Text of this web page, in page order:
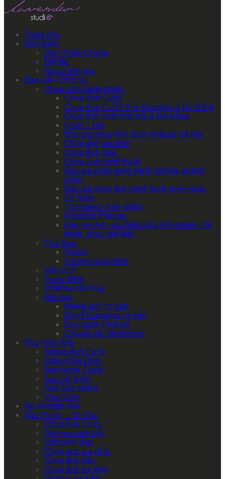
Trang chủ
Giới thiệu
Giới Thiệu Chung
Đối tác
Nhiếp ảnh gia
Báo giá – Dịch vụ
Chụp hình Quay phim
Chụp Ảnh Cưới
Chụp Ảnh Cưới| Pre-Wedding ở Đà Nẵng
Chụp ảnh cưới trọn gói ở Đà Nẵng
Cưới – Hỏi
Báo giá chụp hình Sinh nhật tại Hà Nội
Chụp ảnh gia đình
Chụp Ảnh Bầu
Chụp Ảnh nghệ thuật
Báo giá chân dung nghề nghiệp, doanh
nhân
Báo giá chụp ảnh nghệ thuật sexy nude
Sự Kiện
Thời trang- Sản phẩm
Wedding Planner
Báo giá dịch vụ chỉnh sửa ảnh online, cắt
ghép, phục chế ảnh
Cho thuê
Studio
Trường quay Mini
Váy cưới
Trang điểm
Thiết Kế Đồ Họa
Đào tạo
Nhiếp ảnh cơ bản
Dạy Photoshop cơ bản
Dạy nghề Thiết kế
Chuyên đề- Workshop
Thư Viện Ảnh
Album Ảnh Cưới
Album Gia Đình
Ảnh Nghệ Thuật
Ảnh Sự Kiện
Ảnh Sản phẩm
Váy Cưới
Tin Khuyến Mại
Sản Phẩm – Tin Tức
Chụp Ảnh Cưới
Dịch vụ cưới hỏi
Váy cưới đẹp
Chụp ảnh gia đình
Chụp ảnh bầu
Chụp ảnh sự kiện